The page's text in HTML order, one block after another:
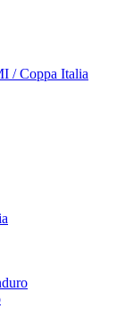
/ Coppa Italia